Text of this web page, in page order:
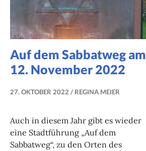
Auf dem Sabbatweg am
12. November 2022
27. OKTOBER 2022 REGINA MEIER
Auch in diesem Jahr gibt es wieder
eine Stadtführung „Auf dem
Sabbatweg“, zu den Orten des